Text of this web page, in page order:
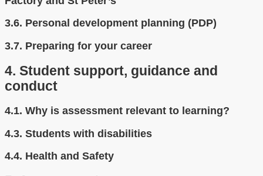
3.6. Personal development planning (PDP)
3.7. Preparing for your career
4. Student support, guidance and
conduct
4.1. Why is assessment relevant to learning?
4.3. Students with disabilities
4.4. Health and Safety